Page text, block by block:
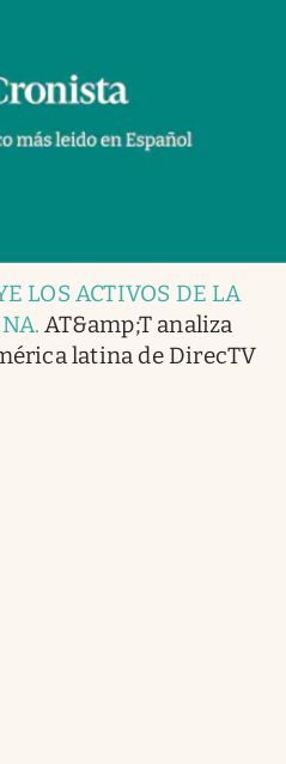
LOS ACTIVOS DE LA
.AT&amp;T analiza
latina de DirecTV